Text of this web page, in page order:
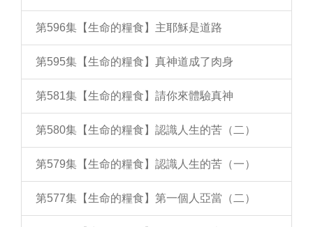
第596集【生命的糧食】主耶穌是道路
第595集【生命的糧食】真神道成了肉身
第581集【生命的糧食】請你來體驗真神
第580集【生命的糧食】認識人生的苦（二）
第579集【生命的糧食】認識人生的苦（一）
第577集【生命的糧食】第一個人亞當（二）